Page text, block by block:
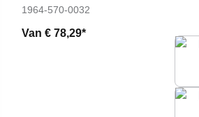
1964-570-0032
Van € 78,29*